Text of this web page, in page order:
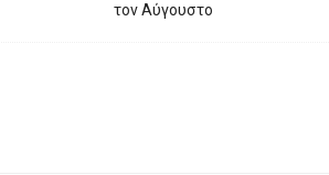
τον Αύγουστο